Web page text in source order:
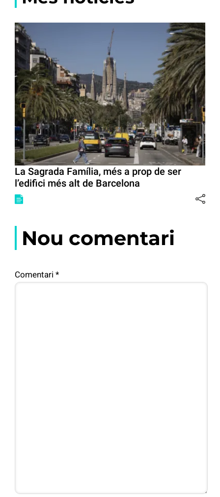
La Sagrada Família, més a prop de ser
l’edifici més alt de Barcelona
Nou comentari
Comentari *